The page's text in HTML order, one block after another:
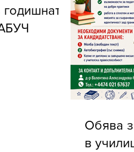
Обява
в